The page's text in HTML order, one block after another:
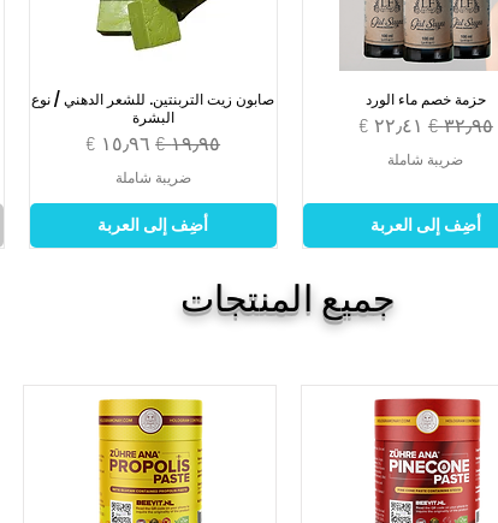
حزمة خصم ماء الورد
سعر عادي‏٣٢٫٩٥ € سعر البيع
ضريبة شاملة
أضِف إلى العربة
صابون زيت التربنتين. للشعر الدهني / نوع
البشرة
سعر عاديسعر البيع
ضريبة شاملة
أضِف إلى العربة
جميع المنتجات